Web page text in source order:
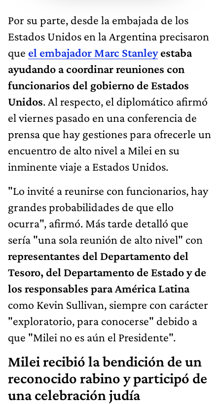
Por su parte, desde la embajada de los
Estados Unidos en la Argentina precisaron
que el embajador Marc Stanleyestaba
ayudando a coordinar reuniones con
funcionarios del gobierno de Estados
Unidos. Al respecto, el diplomático afirmó
el viernes pasado en una conferencia de
prensa que hay gestiones para ofrecerle un
encuentro de alto nivel a Milei en su
inminente viaje a Estados Unidos.
"Lo invité a reunirse con funcionarios, hay
grandes probabilidades de que ello
ocurra", afirmó. Más tarde detalló que
sería "una sola reunión de alto nivel" con
representantes del Departamento del
Tesoro, del Departamento de Estado y de
los responsables para América Latina
como Kevin Sullivan, siempre con carácter
"exploratorio, para conocerse" debido a
que "Milei no es aún el Presidente".
Milei recibió la bendición de un
reconocido rabino y participó de
una celebración judía